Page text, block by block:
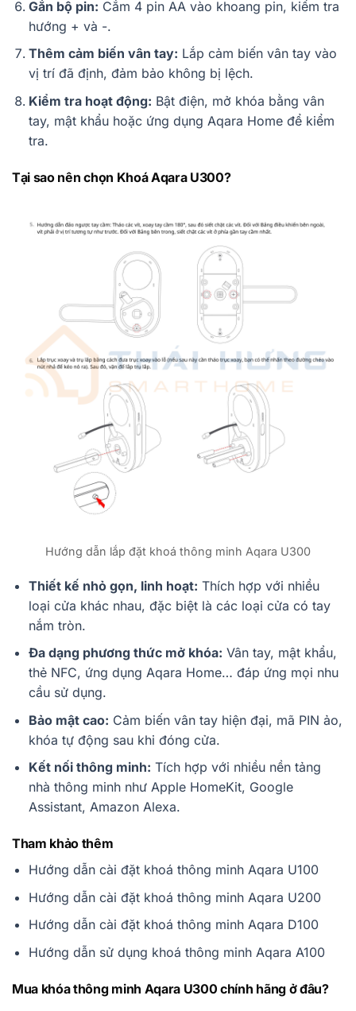
Gắn bộ pin: Cắm 4 pin AA vào khoang pin, kiểm tra
hướng + và -.
Thêm cảm biến vân tay: Lắp cảm biến vân tay vào
vị trí đã định, đảm bảo không bị lệch.
Kiểm tra hoạt động: Bật điện, mở khóa bằng vân
tay, mật khẩu hoặc ứng dụng Aqara Home để kiểm
tra.
Tại sao nên chọn Khoá Aqara U300?
Hướng dẫn lắp đặt khoá thông minh Aqara U300
Thiết kế nhỏ gọn, linh hoạt: Thích hợp với nhiều
loại cửa khác nhau, đặc biệt là các loại cửa có tay
nắm tròn.
Đa dạng phương thức mở khóa: Vân tay, mật khẩu,
thẻ NFC, ứng dụng Aqara Home… đáp ứng mọi nhu
cầu sử dụng.
Bảo mật cao: Cảm biến vân tay hiện đại, mã PIN ảo,
khóa tự động sau khi đóng cửa.
Kết nối thông minh: Tích hợp với nhiều nền tảng
nhà thông minh như Apple HomeKit, Google
Assistant, Amazon Alexa.
Tham khảo thêm
Hướng dẫn cài đặt khoá thông minh Aqara U100
Hướng dẫn cài đặt khoá thông minh Aqara U200
Hướng dẫn cài đặt khoá thông minh Aqara D100
Hướng dẫn sử dụng khoá thông minh Aqara A100
Mua khóa thông minh Aqara U300 chính hãng ở đâu?